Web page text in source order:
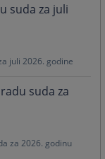
suda za juli
juli 2026. godine
suda za
za 2026. godinu